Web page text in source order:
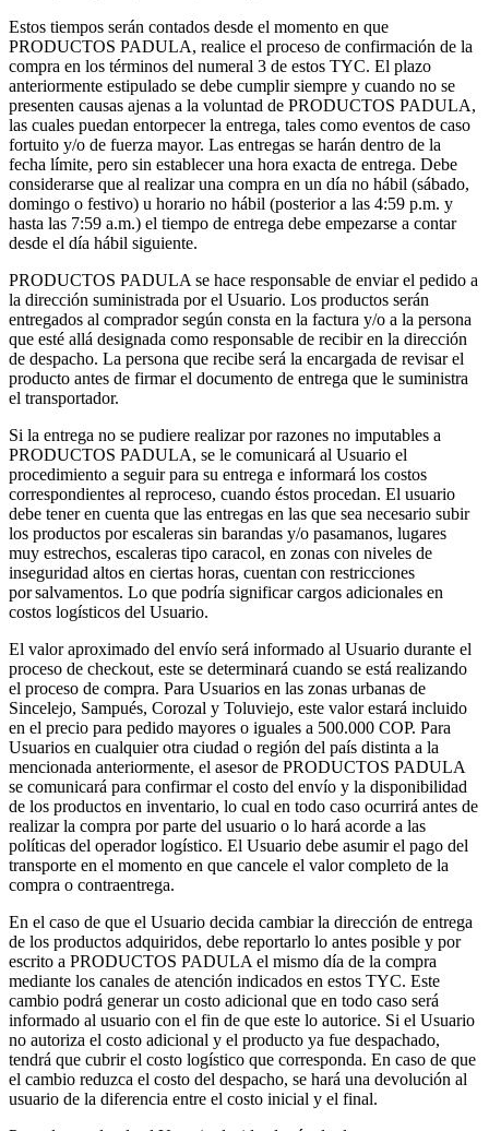
Estos tiempos serán contados desde el momento en que
PRODUCTOS PADULA, realice el proceso de confirmación de la
compra en los términos del numeral 3 de estos TYC. El plazo
anteriormente estipulado se debe cumplir siempre y cuando no se
presenten causas ajenas a la voluntad de PRODUCTOS PADULA,
las cuales puedan entorpecer la entrega, tales como eventos de caso
fortuito y/o de fuerza mayor. Las entregas se harán dentro de la
fecha límite, pero sin establecer una hora exacta de entrega. Debe
considerarse que al realizar una compra en un día no hábil (sábado,
domingo o festivo) u horario no hábil (posterior a las 4:59 p.m. y
hasta las 7:59 a.m.) el tiempo de entrega debe empezarse a contar
desde el día hábil siguiente.
PRODUCTOS PADULA se hace responsable de enviar el pedido a
la dirección suministrada por el Usuario. Los productos serán
entregados al comprador según consta en la factura y/o a la persona
que esté allá designada como responsable de recibir en la dirección
de despacho. La persona que recibe será la encargada de revisar el
producto antes de firmar el documento de entrega que le suministra
el transportador.
Si la entrega no se pudiere realizar por razones no imputables a
PRODUCTOS PADULA, se le comunicará al Usuario el
procedimiento a seguir para su entrega e informará los costos
correspondientes al reproceso, cuando éstos procedan. El usuario
debe tener en cuenta que las entregas en las que sea necesario subir
los productos por escaleras sin barandas y/o pasamanos, lugares
muy estrechos, escaleras tipo caracol, en zonas con niveles de
inseguridad altos en ciertas horas, cuentan con restricciones
por salvamentos. Lo que podría significar cargos adicionales en
costos logísticos del Usuario.
El valor aproximado del envío será informado al Usuario durante el
proceso de checkout, este se determinará cuando se está realizando
el proceso de compra. Para Usuarios en las zonas urbanas de
Sincelejo, Sampués, Corozal y Toluviejo, este valor estará incluido
en el precio para pedido mayores o iguales a 500.000 COP. Para
Usuarios en cualquier otra ciudad o región del país distinta a la
mencionada anteriormente, el asesor de PRODUCTOS PADULA
se comunicará para confirmar el costo del envío y la disponibilidad
de los productos en inventario, lo cual en todo caso ocurrirá antes de
realizar la compra por parte del usuario o lo hará acorde a las
políticas del operador logístico. El Usuario debe asumir el pago del
transporte en el momento en que cancele el valor completo de la
compra o contraentrega.
En el caso de que el Usuario decida cambiar la dirección de entrega
de los productos adquiridos, debe reportarlo lo antes posible y por
escrito a PRODUCTOS PADULA el mismo día de la compra
mediante los canales de atención indicados en estos TYC. Este
cambio podrá generar un costo adicional que en todo caso será
informado al usuario con el fin de que este lo autorice. Si el Usuario
no autoriza el costo adicional y el producto ya fue despachado,
tendrá que cubrir el costo logístico que corresponda. En caso de que
el cambio reduzca el costo del despacho, se hará una devolución al
usuario de la diferencia entre el costo inicial y el final.